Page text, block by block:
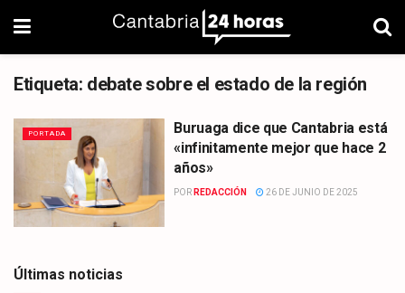
Etiqueta: debate sobre el estado de la región
PORTADA
Buruaga dice que Cantabria está
«infinitamente mejor que hace 2
años»
POR REDACCIÓN 26 DE JUNIO DE 2025
Últimas noticias